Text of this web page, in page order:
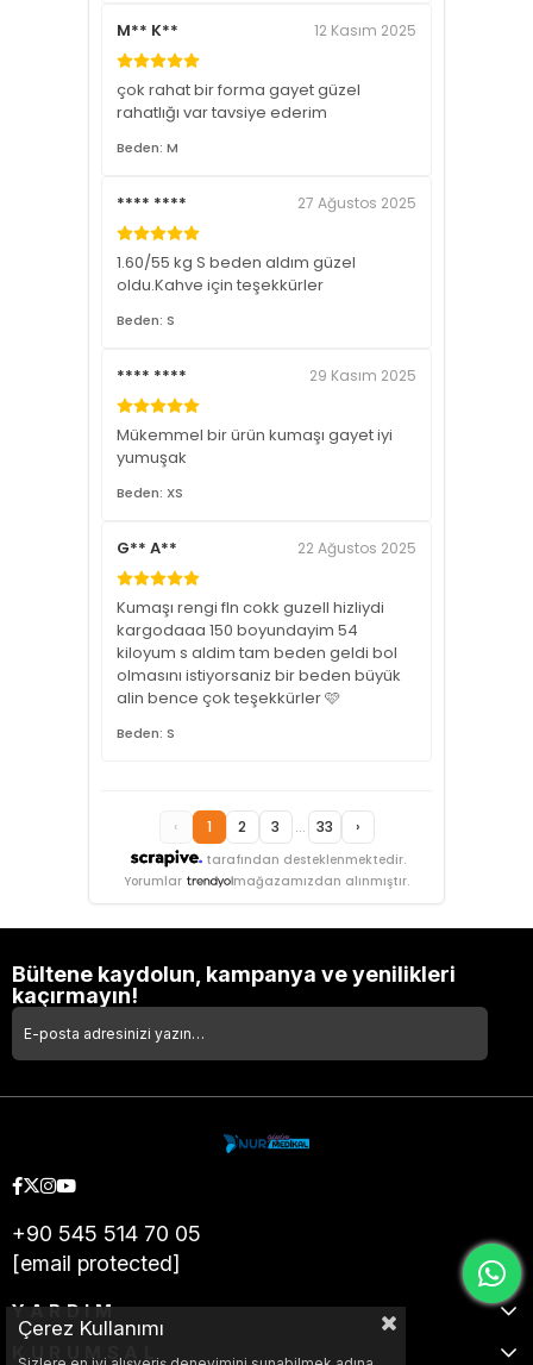
M** K** 12 Kasım 2025
çok rahat bir forma gayet güzel
rahatlığı var tavsiye ederim
Beden: M
**** **** 27 Ağustos 2025
1.60/55 kg S beden aldım güzel
oldu.Kahve için teşekkürler
Beden: S
**** **** 29 Kasım 2025
Mükemmel bir ürün kumaşı gayet iyi
yumuşak
Beden: XS
G** A** 22 Ağustos 2025
Kumaşı rengi fln cokk guzell hizliydi
kargodaaa 150 boyundayim 54
kiloyum s aldim tam beden geldi bol
olmasını istiyorsaniz bir beden büyük
alin bence çok teşekkürler 🩷
Beden: S
tarafından desteklenmektedir.
‹ 1 2 3 ... 33 ›
Yorumlar mağazamızdan alınmıştır.
Bültene kaydolun, kampanya ve yenilikleri
kaçırmayın!
+90 545 514 70 05
[email protected]
YARDIM
Çerez Kullanımı